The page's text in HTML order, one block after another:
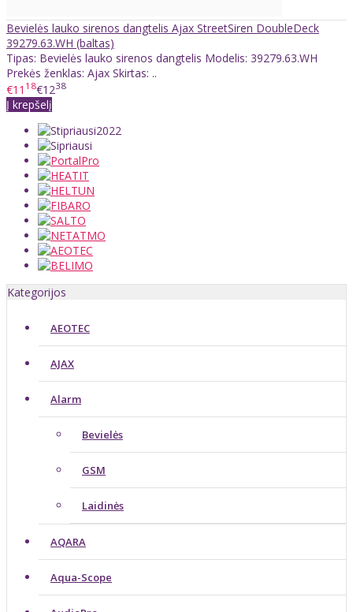
Bevielės lauko sirenos dangtelis Ajax StreetSiren DoubleDeck
39279.63.WH (baltas)
Tipas: Bevielės lauko sirenos dangtelis Modelis: 39279.63.WH
Prekės ženklas: Ajax Skirtas: ..
€11 18€1238
Į krepšelį
Kategorijos
AEOTEC
AJAX
Alarm
Bevielės
GSM
Laidinės
AQARA
Aqua-Scope